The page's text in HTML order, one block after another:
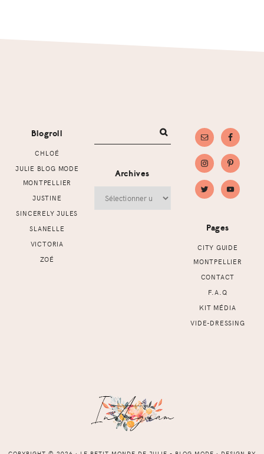
Blogroll
CHLOÉ
JULIE BLOG MODE
MONTPELLIER
JUSTINE
SINCERELY JULES
SLANELLE
VICTORIA
ZOÉ
Archives
Pages
CITY GUIDE
MONTPELLIER
CONTACT
F.A.Q
KIT MÉDIA
VIDE-DRESSING